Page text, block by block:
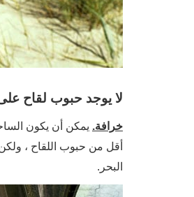
لا يوجد حبوب لقاح
خرافة. يمكن أن يكون
البحر.